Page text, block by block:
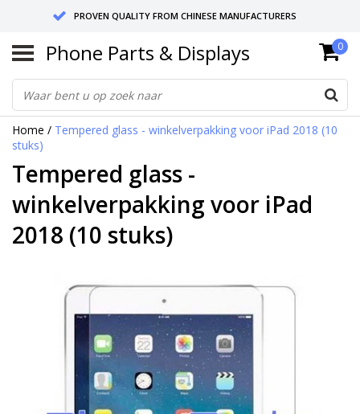
PROVEN QUALITY FROM CHINESE MANUFACTURERS
SEND RETURNS TO GERMANY OR NETHERLANDS
10 DAY SHIPPING
Phone Parts & Displays 0
Home / Tempered glass - winkelverpakking voor iPad 2018 (10
stuks)
Tempered glass -
winkelverpakking voor iPad
2018 (10 stuks)